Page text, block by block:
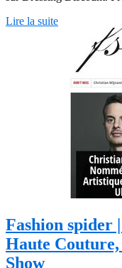
Lire la suite
Fashion spider
Haute
Show